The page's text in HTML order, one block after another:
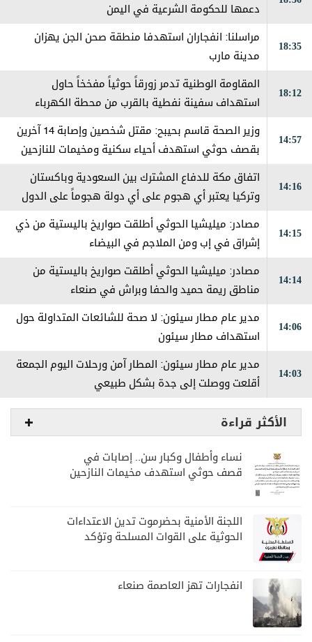
دعمها للحكومة الشرعية في اليمن
18:35
مراسلنا: انفجاران استهدفا منطقة صحن الجن يهزان
مدينة مارب
18:12
المقاومة الوطنية تدمر زورقاً حوثياً مفخخاً حاول
استهداف سفينة نفطية بالقرب من محطة الكهرباء
14:57
وزير الصحة قاسم بحيبح: مقتل شخصين وإصابة 14 آخرين
بقصف حوثي استهدف أحياء سكنية ومخيمات للنازحين
14:16
اتفاق مكة للدفاع المشترك بين السعودية وباكستان
وتركيا يعتبر ‏أي هجوم على أي دولة هجوماً على الدول
14:15
مصادر: ميليشيا الحوثي أطلقت صواريخ باليستية من ذي
إشراق في إب ومن الملاجم في البيضاء
14:14
مصادر: ميليشيا الحوثي أطلقت صواريخ باليستية من
مناطق ريمة حميد والحفا وبراش في صنعاء
14:06
مدير عام مطار سيئون: لا صحة للشائعات المتداولة حول
استهداف مطار سيئون
14:03
مدير عام مطار سيئون: المطار آمن ورحلات اليوم الجمعة
أقلعت ووصلت إلى جدة بشكل طبيعي
الأكثر قراءة
نساء وأطفال وكبار سن.. إصابات في
قصف حوثي استهدف مخيمات النازحين
اللجنة الأمنية بحضرموت تدين الاعتداءات
الحوثية على القوات المسلحة وتؤكد
انفجارات تهز العاصمة صنعاء